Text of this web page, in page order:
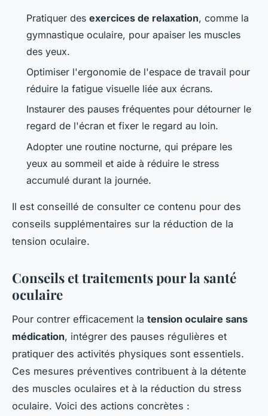
Pratiquer des exercices de relaxation, comme la
gymnastique oculaire, pour apaiser les muscles
des yeux.
Optimiser l'ergonomie de l'espace de travail pour
réduire la fatigue visuelle liée aux écrans.
Instaurer des pauses fréquentes pour détourner le
regard de l'écran et fixer le regard au loin.
Adopter une routine nocturne, qui prépare les
yeux au sommeil et aide à réduire le stress
accumulé durant la journée.
Il est conseillé de consulter ce contenu pour des
conseils supplémentaires sur la réduction de la
tension oculaire.
Conseils et traitements pour la santé
oculaire
Pour contrer efficacement la tension oculaire sans
médication, intégrer des pauses régulières et
pratiquer des activités physiques sont essentiels.
Ces mesures préventives contribuent à la détente
des muscles oculaires et à la réduction du stress
oculaire. Voici des actions concrètes :